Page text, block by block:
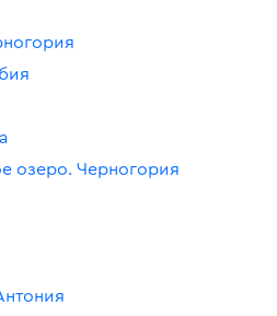
озеро. Черногория